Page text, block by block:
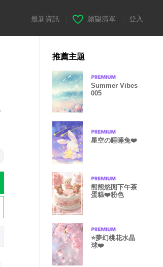
最新資訊 願望清單 登入
推薦主題
Summer Vibes
005
星空の睡睡兔❤️
熊熊悠閒下午茶
蛋糕❤️粉色
⭐️夢幻桃花水晶
球❤️